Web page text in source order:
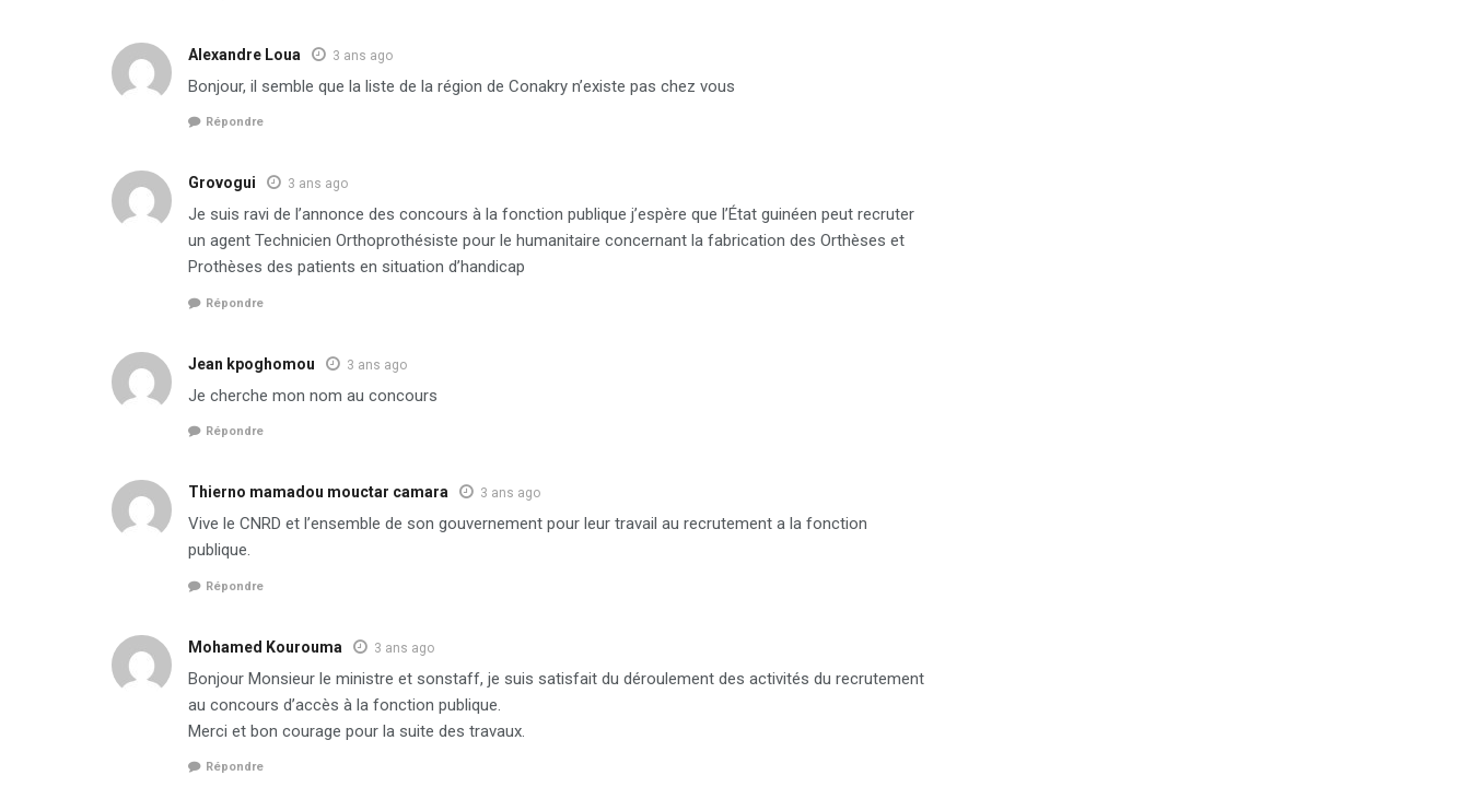
Alexandre Loua 3 ans ago
Bonjour, il semble que la liste de la région de Conakry n’existe pas chez vous
Répondre
Grovogui 3 ans ago
Je suis ravi de l’annonce des concours à la fonction publique j’espère que l’État guinéen peut recruter
un agent Technicien Orthoprothésiste pour le humanitaire concernant la fabrication des Orthèses et
Prothèses des patients en situation d’handicap
Répondre
Jean kpoghomou 3 ans ago
Je cherche mon nom au concours
Répondre
Thierno mamadou mouctar camara 3 ans ago
Vive le CNRD et l’ensemble de son gouvernement pour leur travail au recrutement a la fonction
publique.
Répondre
Mohamed Kourouma 3 ans ago
Bonjour Monsieur le ministre et sonstaff, je suis satisfait du déroulement des activités du recrutement
au concours d’accès à la fonction publique.
Merci et bon courage pour la suite des travaux.
Répondre